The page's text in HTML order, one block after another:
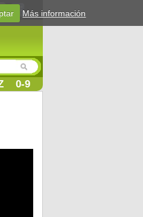
0-9
Más información